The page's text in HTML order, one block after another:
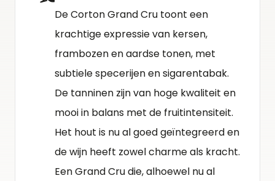
De Corton Grand Cru toont een
krachtige expressie van kersen,
frambozen en aardse tonen, met
subtiele specerijen en sigarentabak.
De tanninen zijn van hoge kwaliteit en
mooi in balans met de fruitintensiteit.
Het hout is nu al goed geïntegreerd en
de wijn heeft zowel charme als kracht.
Een Grand Cru die, alhoewel nu al